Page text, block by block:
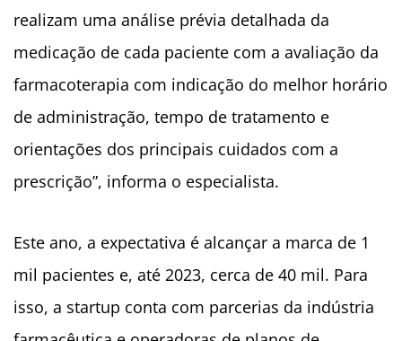
realizam uma análise prévia detalhada da
medicação de cada paciente com a avaliação da
farmacoterapia com indicação do melhor horário
de administração, tempo de tratamento e
orientações dos principais cuidados com a
prescrição”, informa o especialista.
Este ano, a expectativa é alcançar a marca de 1
mil pacientes e, até 2023, cerca de 40 mil. Para
isso, a startup conta com parcerias da indústria